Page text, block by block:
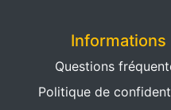
Informations
Questions
Politique de